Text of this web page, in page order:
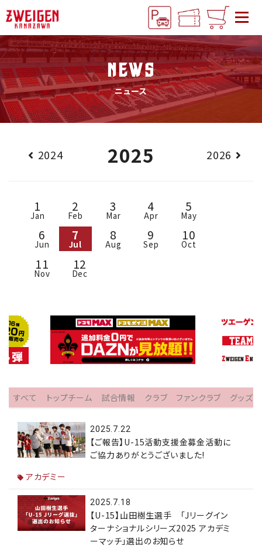
NEWS
ニュース
2024 2025 2026
1
Jan
2
Feb
3
Mar
4
Apr
5
May
6
Jun
7
Jul
8
Aug
9
Sep
10
Oct
11
Nov
12
Dec
すべて トップチーム 試合情報 クラブ ファンクラブ グッズ
2025.7.22
【ご報告】U-15活動支援金募金活動に
ご協力ありがとうございました!
アカデミー
2025.7.18
【U-15】山田樹生選手 「Jリーグイン
ターナショナルシリーズ2025 アカデミ
ーマッチ」選出のお知らせ